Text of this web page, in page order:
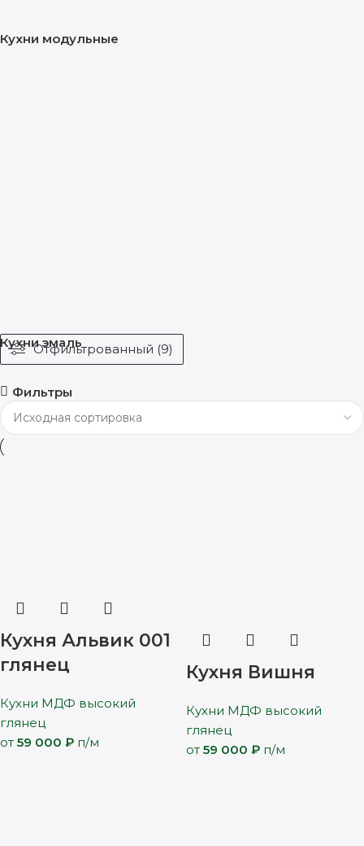
Кухни модульные
Кухни эмаль
Отфильтрованный (9)
Фильтры
Кухня Альвик 001
глянец
Кухни МДФ высокий
глянец
от 59 000 ₽ п/м
Кухня Вишня
Кухни МДФ высокий
глянец
от 59 000 ₽ п/м